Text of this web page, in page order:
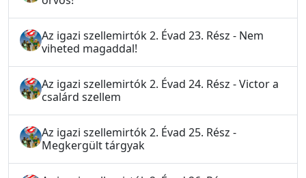
Az igazi szellemirtók 2. Évad 23. Rész - Nem
viheted magaddal!
Az igazi szellemirtók 2. Évad 24. Rész - Victor a
csalárd szellem
Az igazi szellemirtók 2. Évad 25. Rész -
Megkergült tárgyak